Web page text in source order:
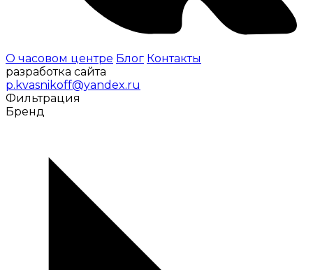
О часовом центре Блог Контакты
разработка сайта
p.kvasnikoff@yandex.ru
Фильтрация
Бренд